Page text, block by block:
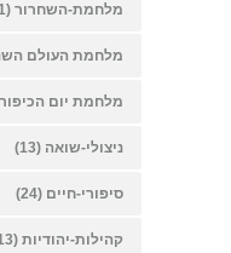
מלחמת-השחרור (21)
מלחמת העולם
מלחמת יום
ניצולי-שואה (13)
סיפורי-חיים (24)
קהילות-יהודיות (13)